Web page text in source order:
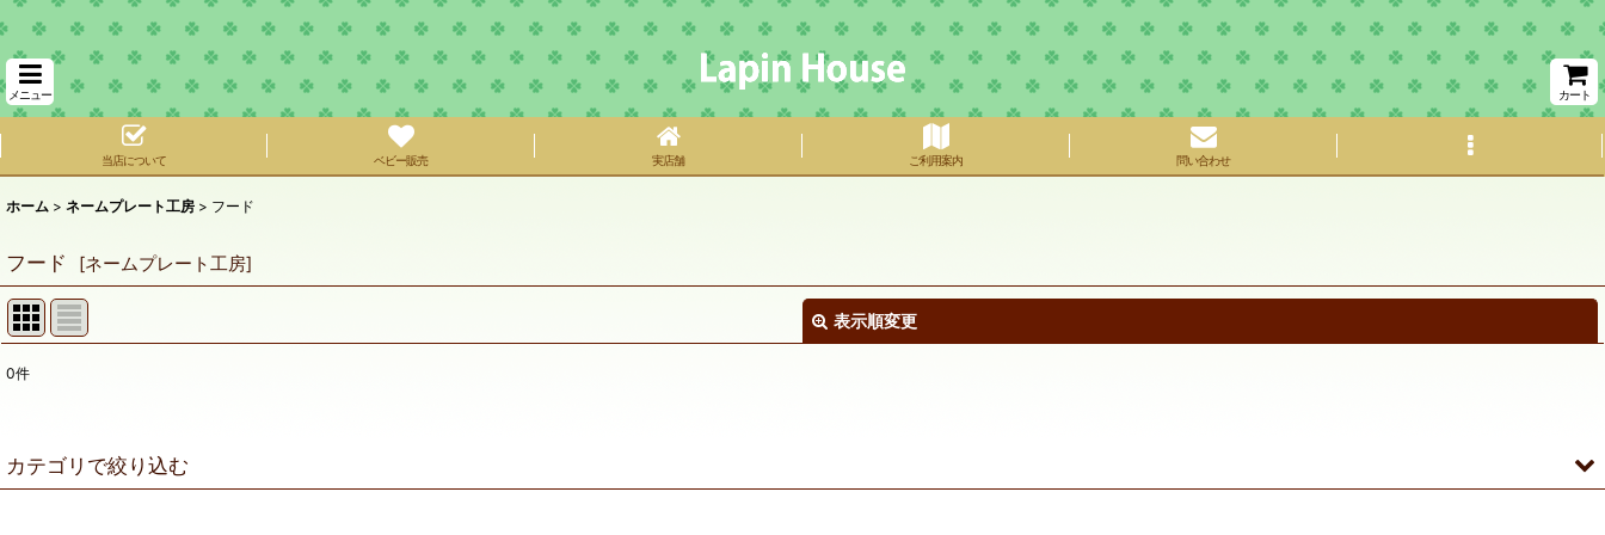
メニュー カート
当店について ベビー販売 実店舗 ご利用案内 問い合わせ
ホーム > ネームプレート工房 > フード
フード [ネームプレート工房]
表示順変更
表示数
0件
カテゴリで絞り込む